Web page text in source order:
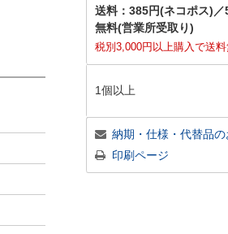
送料： 385円(ネコポス) ／
無料(営業所受取り)
税別3,000円以上購入で送
1個以上
納期・仕様・代替品
印刷ページ